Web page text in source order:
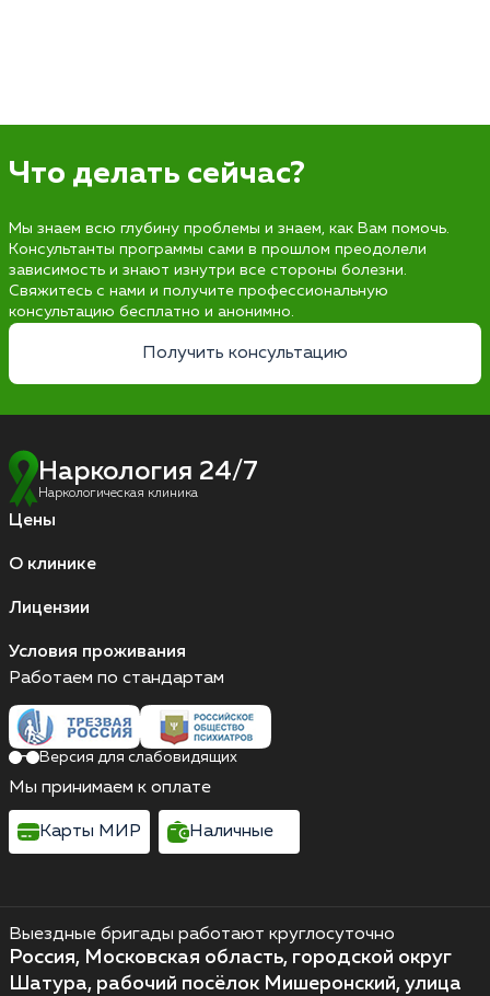
Что делать сейчас?
Мы знаем всю глубину проблемы и знаем, как Вам помочь.
Консультанты программы сами в прошлом преодолели
зависимость и знают изнутри все стороны болезни.
Свяжитесь с нами и получите профессиональную
консультацию бесплатно и анонимно.
Получить консультацию
Наркология 24/7
Наркологическая клиника
Цены
О клинике
Лицензии
Условия проживания
Выездные бригады работают круглосуточно
Россия, Московская область, городской округ
Шатура, рабочий посёлок Мишеронский, улица
Работаем по стандартам
Версия для слабовидящих
Мы принимаем к оплате
Карты МИР Наличные